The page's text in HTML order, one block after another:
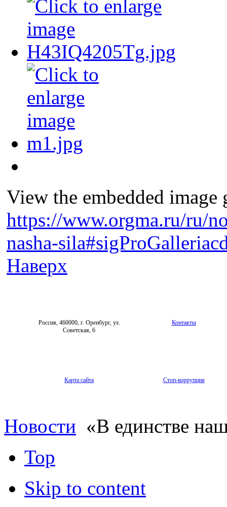
View the embedded
https://www.orgma.ru/ru/
nasha-
Наверх
Россия, 460000, г. Оренбург, ул.
Советская, 6
Контакты
Карта сайта Стоп-коррупция
Новости «В единстве
Top
Skip to content